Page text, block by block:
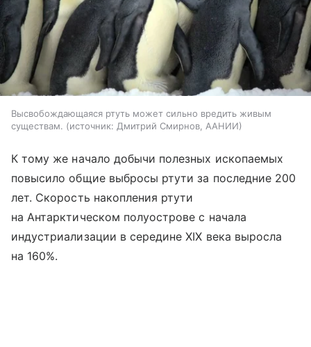
Высвобождающаяся ртуть может сильно вредить живым
существам.
источник: Дмитрий Смирнов, ААНИИ
К тому же начало добычи полезных ископаемых
повысило общие выбросы ртути за последние 200
лет. Скорость накопления ртути
на Антарктическом полуострове с начала
индустриализации в середине XIX века выросла
на 160%.